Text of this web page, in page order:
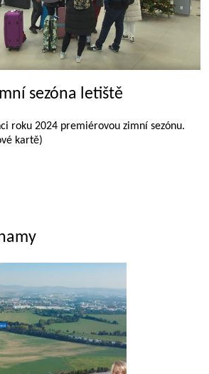
sezóna letiště
roku 2024 premiérovou zimní sezónu.
kartě)